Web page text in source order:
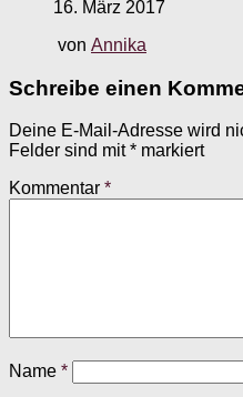
16. März 2017
von Annika
Schreibe einen
Deine E-Mail-Adresse wird
Felder sind mit* markiert
Kommentar *
Name *